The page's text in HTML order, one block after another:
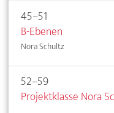
45–51
B-Ebenen
Nora Schultz
52–59
Projektklasse Nora